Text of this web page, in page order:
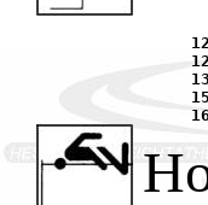
12,57 0,0	Reheis,
12,74	Zühl, Annika		86	SKG
13,70	Merz, Hannah		85	TV
15,98	Schneider, Simone	85	TG 1837